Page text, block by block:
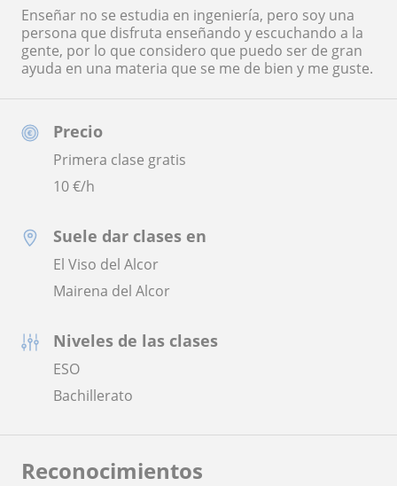
Precio
Primera clase gratis
10€/h
Suele dar clases en
El Viso del Alcor
Mairena del Alcor
Niveles de las clases
ESO
Bachillerato
Enseñar no se estudia en ingeniería, pero soy una
persona que disfruta enseñando y escuchando a la
gente, por lo que considero que puedo ser de gran
ayuda en una materia que se me de bien y me guste.
Reconocimientos